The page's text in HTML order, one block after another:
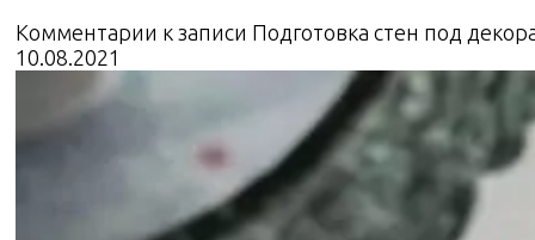
Комментарии к записи Подготовка стен под
10.08.2021